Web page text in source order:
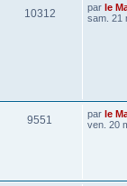
10312 par le
sam. 21
9551 par le
ven. 20